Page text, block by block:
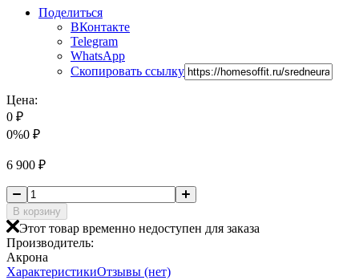
Поделиться
ВКонтакте
Telegram
WhatsApp
Скопировать ссылку
Цена:
0 ₽
0%0 ₽
6 900 ₽
В корзину
Этот товар временно недоступен для заказа
Производитель:
Акрона
ХарактеристикиОтзывы (нет)